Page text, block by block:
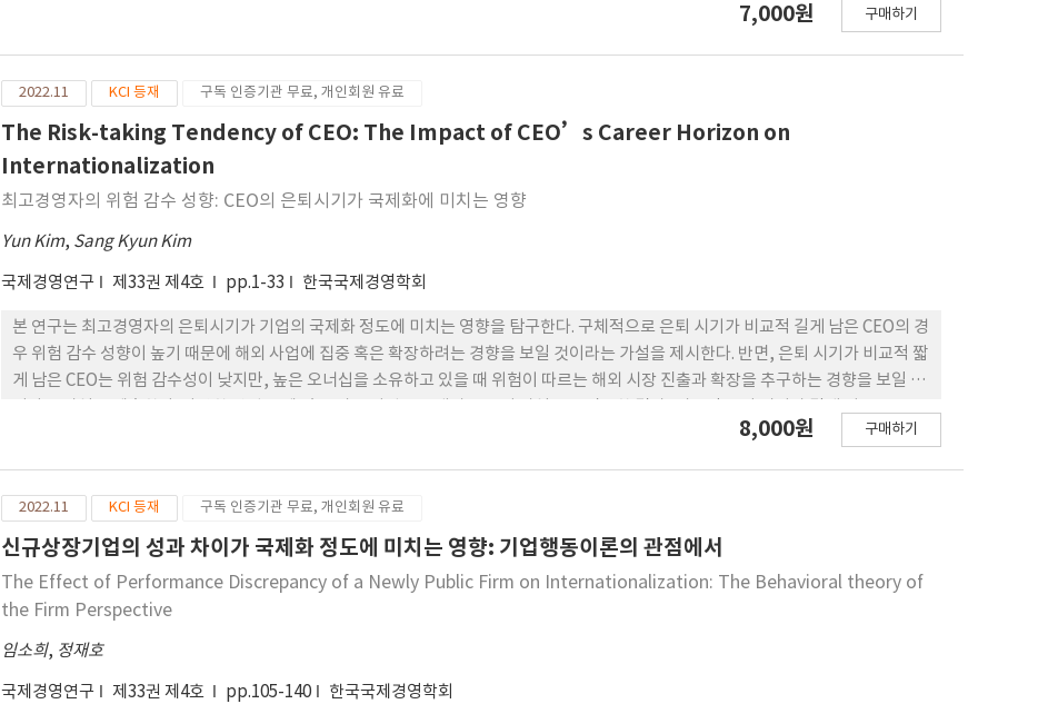
적인 영향을 미칠 것이라는 본 논문의 가설이 지지된다는 것을 확인할 수 있었다. 한편, 기술적 역량과 기업집단 소속여부는 기업 간의 제
여 조직 장(organizational field) 내에서의 잠재 적 제휴 파트너로서의 정당성을 획득하는 수단이 될 수도 있음을 시사한다. 본 논문은
국제화 수준이라는 지표가 오디언스(audience)로 하여금 해당 조직의 내부역량에 대한 긍정적 기대효과를 유발할 수도 있음을, 실제
기업 간의 전략적 제휴라는 상황적 맥락을 바탕으로 이론화하고 이를 실증분석 하였다는데 의의가 있다.
7,000원 구매하기
2022.11 KCI 등재 구독 인증기관 무료, 개인회원 유료
The Risk-taking Tendency of CEO: The Impact of CEO’s Career Horizon on
Internationalization
최고경영자의 위험 감수 성향: CEO의 은퇴시기가 국제화에 미치는 영향
Yun Kim, Sang Kyun Kim
국제경영연구 제33권 제4호 pp.1-33 한국국제경영학회
본 연구는 최고경영자의 은퇴시기가 기업의 국제화 정도에 미치는 영향을 탐구한다. 구체적으로 은퇴 시기가 비교적 길게 남은 CEO의 경
우 위험 감수 성향이 높기 때문에 해외 사업에 집중 혹은 확장하려는 경향을 보일 것이라는 가설을 제시한다. 반면, 은퇴 시기가 비교적 짧
게 남은 CEO는 위험 감수성이 낮지만, 높은 오너십을 소유하고 있을 때 위험이 따르는 해외 시장 진출과 확장을 추구하는 경향을 보일 것
이 국제화에 보다 적극적으로 참 여할 것이라는 주장이 지지되었다. 하지만 CEO의 은퇴시기와 더불어 오너십의 긍정적인 영향을 줄 것이
다.
8,000원 구매하기
2022.11 KCI 등재 구독 인증기관 무료, 개인회원 유료
신규상장기업의 성과 차이가 국제화 정도에 미치는 영향: 기업행동이론의 관점에서
The Effect of Performance Discrepancy of a Newly Public Firm on Internationalization: The Behavioral theory of
the Firm Perspective
임소희, 정재호
국제경영연구 제33권 제4호 pp.105-140 한국국제경영학회